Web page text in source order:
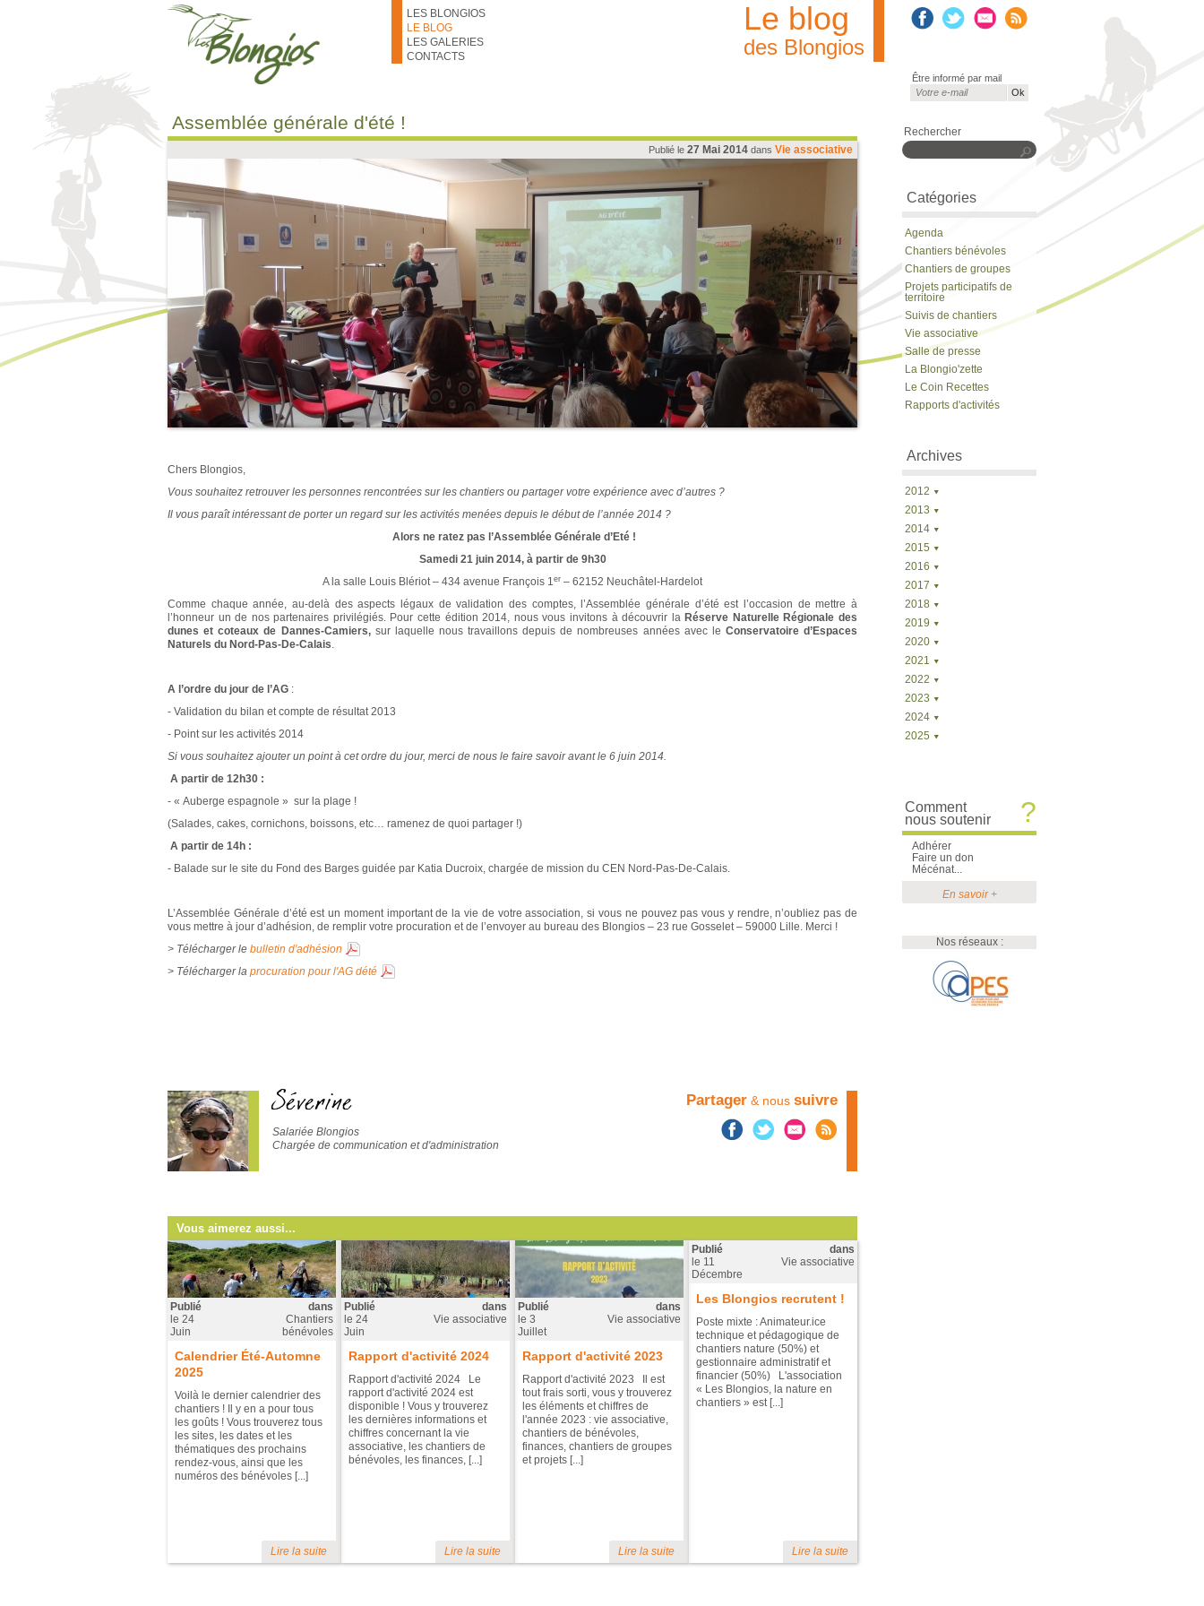
LES BLONGIOS
LE BLOG
LES GALERIES
CONTACTS
Être informé par mail
Courriel*
Le blog
des Blongios
Assemblée générale d'été !
Publié le 27 Mai 2014 dans Vie associative
Chers Blongios,
Vous souhaitez retrouver les personnes rencontrées sur les chantiers ou partager votre expérience avec d’autres ?
Il vous paraît intéressant de porter un regard sur les activités menées depuis le début de l’année 2014 ?
Alors ne ratez pas l’Assemblée Générale d’Eté !
Samedi 21 juin 2014, à partir de 9h30
A la salle Louis Blériot – 434 avenue François 1er – 62152 Neuchâtel-Hardelot
Comme chaque année, au-delà des aspects légaux de validation des comptes, l’Assemblée générale d’été est l’occasion de mettre à
l’honneur un de nos partenaires privilégiés. Pour cette édition 2014, nous vous invitons à découvrir la Réserve Naturelle Régionale des
dunes et coteaux de Dannes-Camiers,sur laquelle nous travaillons depuis de nombreuses années avec le Conservatoire d’Espaces
Naturels du Nord-Pas-De-Calais.
A l’ordre du jour de l’AG :
- Validation du bilan et compte de résultat 2013
- Point sur les activités 2014
Si vous souhaitez ajouter un point à cet ordre du jour, merci de nous le faire savoir avant le 6 juin 2014.
A partir de 12h30 :
- « Auberge espagnole » sur la plage !
(Salades, cakes, cornichons, boissons, etc… ramenez de quoi partager !)
A partir de 14h :
- Balade sur le site du Fond des Barges guidée par Katia Ducroix, chargée de mission du CEN Nord-Pas-De-Calais.
L’Assemblée Générale d’été est un moment important de la vie de votre association, si vous ne pouvez pas vous y rendre, n’oubliez pas de
vous mettre à jour d’adhésion, de remplir votre procuration et de l’envoyer au bureau des Blongios – 23 rue Gosselet – 59000 Lille. Merci !
> Télécharger le bulletin d'adhésion
> Télécharger la procuration pour l'AG dété
Séverine
Salariée Blongios
Chargée de communication et d'administration
Partager & nous suivre
Vous aimerez aussi...
Publié
le 24
Juin
dans
Chantiers
bénévoles
Calendrier Été-Automne
2025
Voilà le dernier calendrier des
chantiers ! Il y en a pour tous
les goûts ! Vous trouverez tous
les sites, les dates et les
thématiques des prochains
rendez-vous, ainsi que les
numéros des bénévoles [...]
Lire la suite
Publié
le 24
Juin
dans
Vie associative
Rapport d'activité 2024
Rapport d'activité 2024 Le
rapport d'activité 2024 est
disponible ! Vous y trouverez
les dernières informations et
chiffres concernant la vie
associative, les chantiers de
bénévoles, les finances, [...]
Lire la suite
Publié
le 3
Juillet
dans
Vie associative
Rapport d'activité 2023
Rapport d'activité 2023 Il est
tout frais sorti, vous y trouverez
les éléments et chiffres de
l'année 2023 : vie associative,
chantiers de bénévoles,
finances, chantiers de groupes
et projets [...]
Lire la suite
Publié
le 11
Décembre
dans
Vie associative
Les Blongios recrutent !
Poste mixte : Animateur.ice
technique et pédagogique de
chantiers nature (50%) et
gestionnaire administratif et
financier (50%) L'association
« Les Blongios, la nature en
chantiers » est [...]
Lire la suite
Rechercher
Rechercher
Catégories
Agenda
Chantiers bénévoles
Chantiers de groupes
Projets participatifs de
territoire
Suivis de chantiers
Vie associative
Salle de presse
La Blongio'zette
Le Coin Recettes
Rapports d'activités
Archives
2012
2013
2014
2015
2016
2017
2018
2019
2020
2021
2022
2023
2024
2025
Comment
nous soutenir
?
Adhérer
Faire un don
Mécénat...
En savoir +
Nos réseaux :